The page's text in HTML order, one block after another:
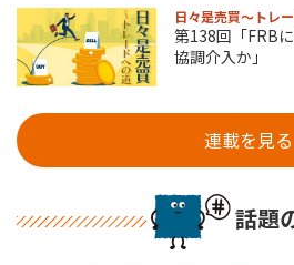
日々是売買～トレ
第138回「FRB
協調介入か」
連載を見る
話題